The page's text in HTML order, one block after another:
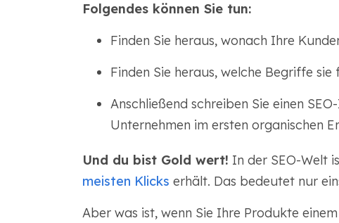
Folgendes können Sie tun:
Finden Sie heraus, wonach Ihre
Finden Sie heraus, welche Begriffe
Anschließend schreiben Sie einen
Unternehmen im ersten organischen
Und du bist Gold wert! In der SEO-Welt
meisten Klicks erhält. Das bedeutet nur
Aber was ist, wenn Sie Ihre Produkte